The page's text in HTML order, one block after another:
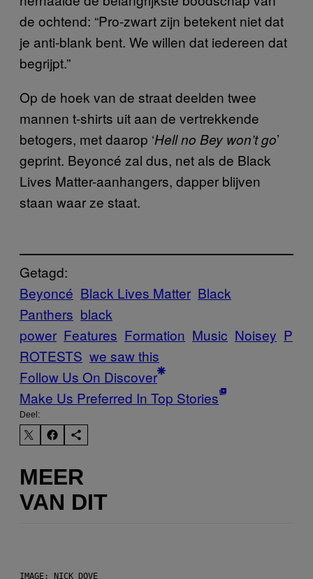
de ochtend: “Pro-zwart zijn betekent niet dat
je anti-blank bent. We willen dat iedereen dat
begrijpt.”
Op de hoek van de straat deelden twee
mannen t-shirts uit aan de vertrekkende
betogers, met daarop ‘Hell no Bey won’t go’
geprint. Beyoncé zal dus, net als de Black
Lives Matter-aanhangers, dapper blijven
staan waar ze staat.
Getagd:
Beyoncé Black Lives Matter Black
Panthers black
power Features Formation Music Noisey P
ROTESTS we saw this
Follow Us On Discover
Make Us Preferred In Top Stories
Deel:
MEER
VAN DIT
IMAGE: NICK DOVE